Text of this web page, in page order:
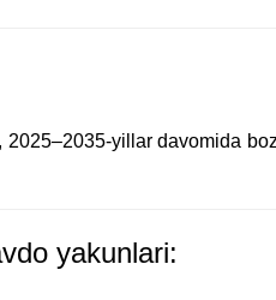
2025–2035-yillar davomida
yakunlari: